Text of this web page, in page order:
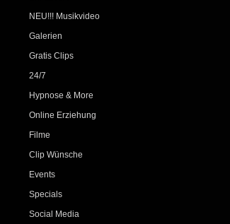
NEU!!! Musikvideo
Galerien
Gratis Clips
24/7
Hypnose & More
Online Erziehung
Filme
Clip Wünsche
Events
Specials
Social Media